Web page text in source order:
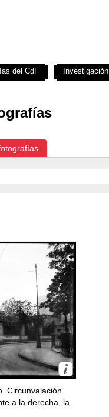
Circunvalación
a la derecha, la
del CdF Investigación